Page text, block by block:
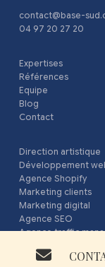
contact@base-
04 97 20 27 20
Expertises
Références
Equipe
Blog
Contact
Direction artistique
Développement
Agence Shopify
Marketing clients
Marketing digital
Agence SEO
Agence traffic
Mentions légales|